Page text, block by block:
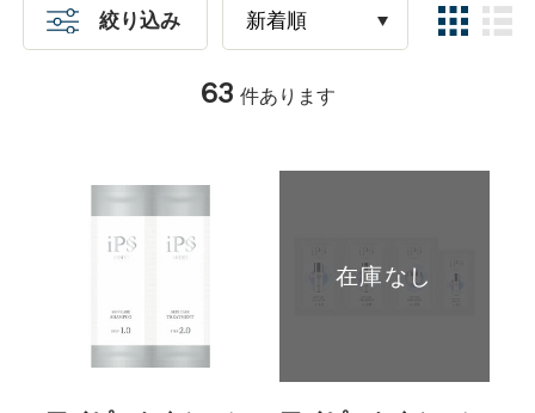
絞り込み
63 件あります
在庫なし